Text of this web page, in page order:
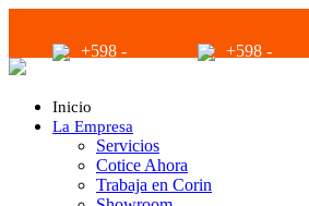
+598 -
2294 2040
+598 -
Inicio
La Empresa
Servicios
Cotice Ahora
Trabaja en Corin